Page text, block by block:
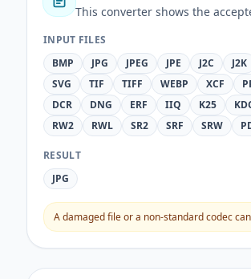
This converter shows the
INPUT FILES
BMP
JPG JPEG JPE J2C J2K
SVG
TIF TIFF WEBP XCF
DCR
DNG ERF IIQ K25
RW2
RWL SR2 SRF SRW
RESULT
JPG
A damaged file or a non-standard codec